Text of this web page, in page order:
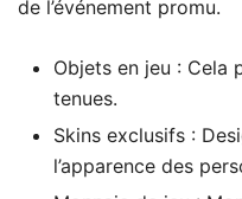
de l’événement promu.
Objets en jeu : Cela
tenues.
Skins exclusifs :
l’apparence des